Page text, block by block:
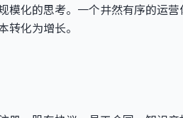
模化的思考。一个井然有序的运
化为增长。